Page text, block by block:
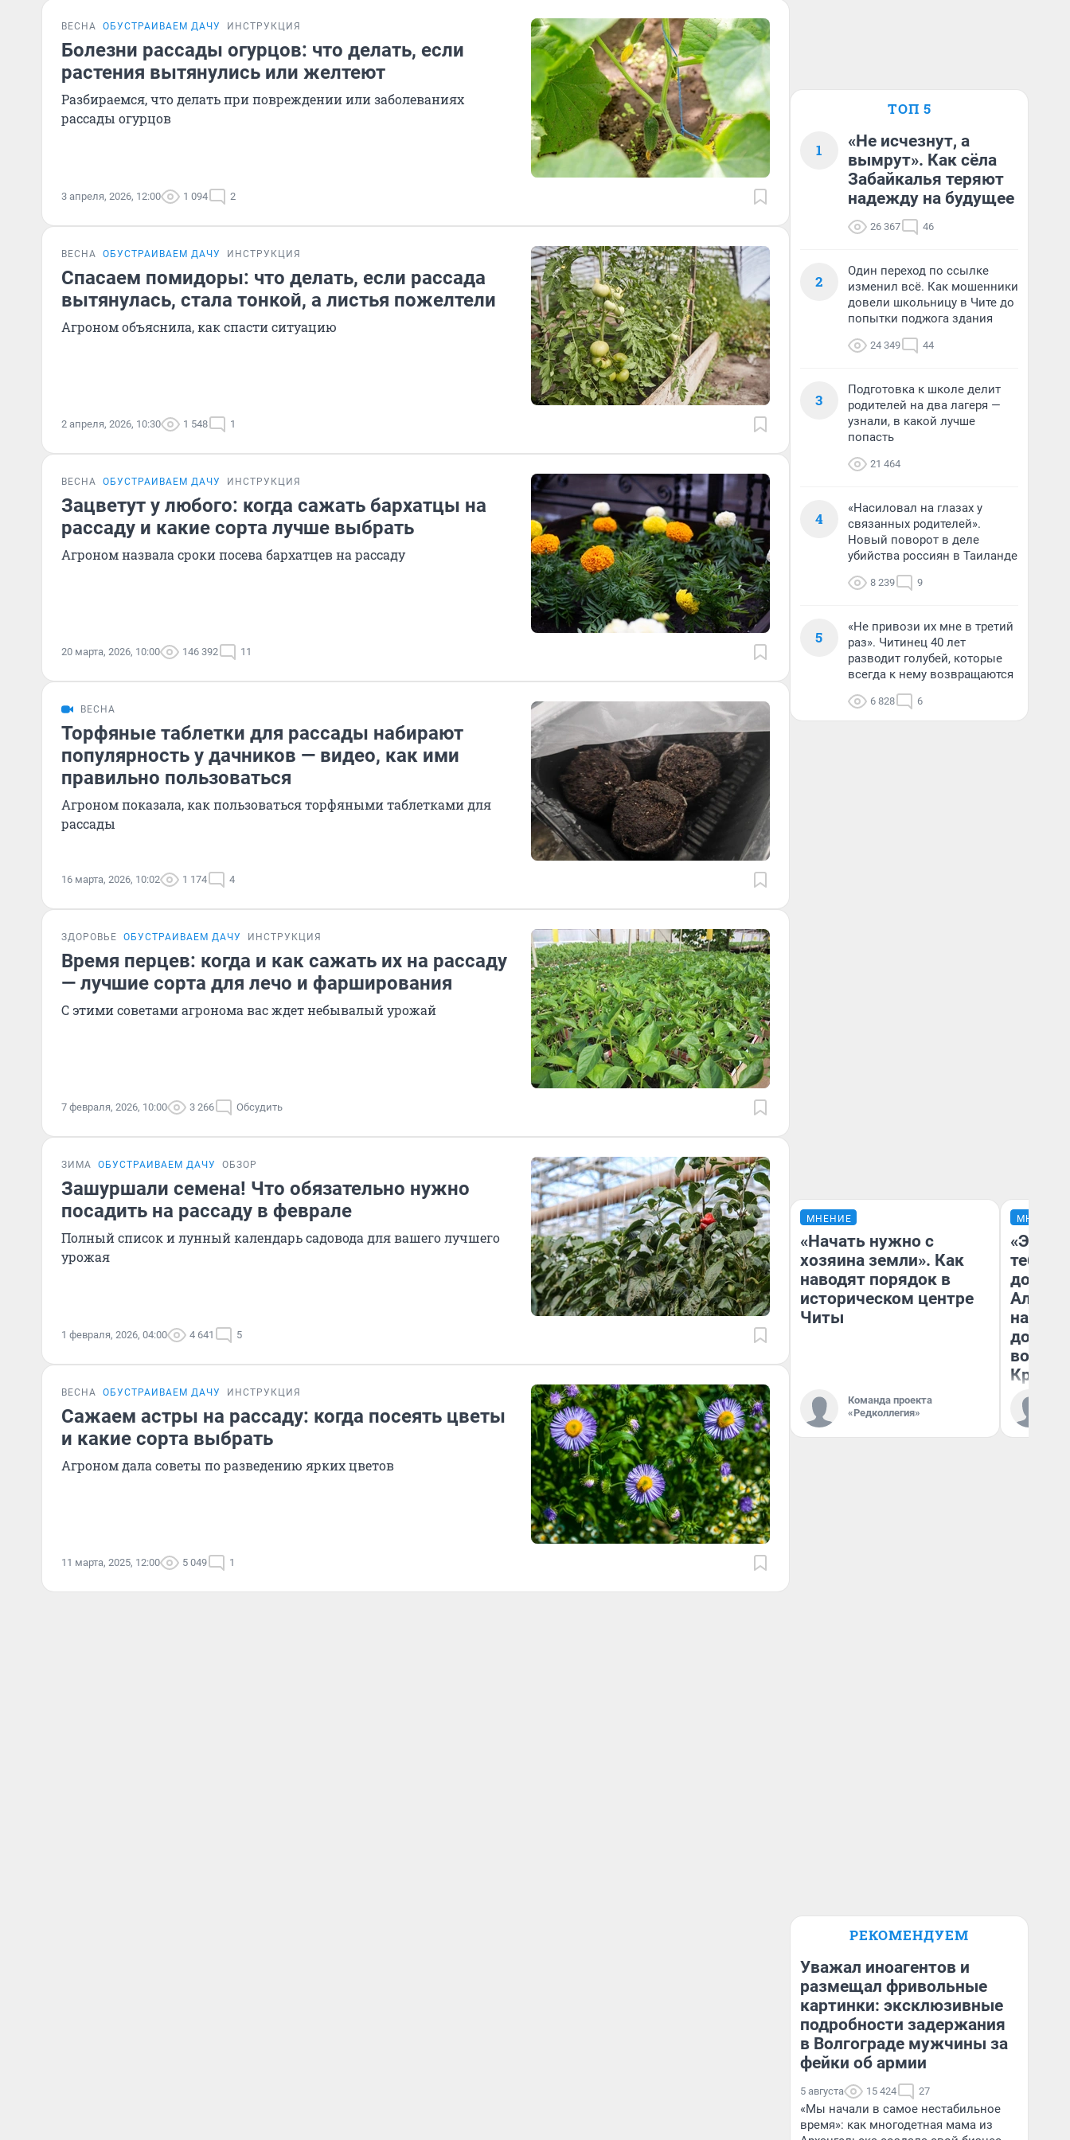
ВЕСНА ОБУСТРАИВАЕМ ДАЧУ ИНСТРУКЦИЯ
Болезни рассады огурцов: что делать, если
растения вытянулись или желтеют
Разбираемся, что делать при повреждении или заболеваниях
рассады огурцов
3 апреля, 2026, 12:00 1 094 2
ВЕСНА ОБУСТРАИВАЕМ ДАЧУ ИНСТРУКЦИЯ
Спасаем помидоры: что делать, если рассада
вытянулась, стала тонкой, а листья пожелтели
Агроном объяснила, как спасти ситуацию
2 апреля, 2026, 10:30 1 548 1
ВЕСНА ОБУСТРАИВАЕМ ДАЧУ ИНСТРУКЦИЯ
Зацветут у любого: когда сажать бархатцы на
рассаду и какие сорта лучше выбрать
Агроном назвала сроки посева бархатцев на рассаду
20 марта, 2026, 10:00 146 392 11
ВЕСНА
Торфяные таблетки для рассады набирают
популярность у дачников — видео, как ими
правильно пользоваться
Агроном показала, как пользоваться торфяными таблетками для
рассады
16 марта, 2026, 10:02 1 174 4
ЗДОРОВЬЕ ОБУСТРАИВАЕМ ДАЧУ ИНСТРУКЦИЯ
Время перцев: когда и как сажать их на рассаду
— лучшие сорта для лечо и фарширования
С этими советами агронома вас ждет небывалый урожай
7 февраля, 2026, 10:00 3 266 Обсудить
ЗИМА ОБУСТРАИВАЕМ ДАЧУ ОБЗОР
Зашуршали семена! Что обязательно нужно
посадить на рассаду в феврале
Полный список и лунный календарь садовода для вашего лучшего
урожая
1 февраля, 2026, 04:00 4 641 5
ВЕСНА ОБУСТРАИВАЕМ ДАЧУ ИНСТРУКЦИЯ
Сажаем астры на рассаду: когда посеять цветы
и какие сорта выбрать
Агроном дала советы по разведению ярких цветов
11 марта, 2025, 12:00 5 049 1
ТОП 5
1
«Не исчезнут, а
вымрут». Как сёла
Забайкалья теряют
надежду на будущее
26 367 46
2
Один переход по ссылке
изменил всё. Как мошенники
довели школьницу в Чите до
попытки поджога здания
24 349 44
3
Подготовка к школе делит
родителей на два лагеря —
узнали, в какой лучше
попасть
21 464
4
«Насиловал на глазах у
связанных родителей».
Новый поворот в деле
убийства россиян в Таиланде
8 239 9
5
«Не привози их мне в третий
раз». Читинец 40 лет
разводит голубей, которые
всегда к нему возвращаются
6 828 6
МНЕНИЕ
«Начать нужно с
хозяина земли». Как
наводят порядок в
историческом центре
Читы
Команда проекта
«Редколлегия»
МНЕНИЕ
«Эй,
тебя».
на
РЕКОМЕНДУЕМ
Уважал иноагентов и
размещал фривольные
картинки: эксклюзивные
подробности задержания
в Волгограде мужчины за
фейки об армии
5 августа 15 424 27
«Мы начали в самое нестабильное
время»: как многодетная мама из